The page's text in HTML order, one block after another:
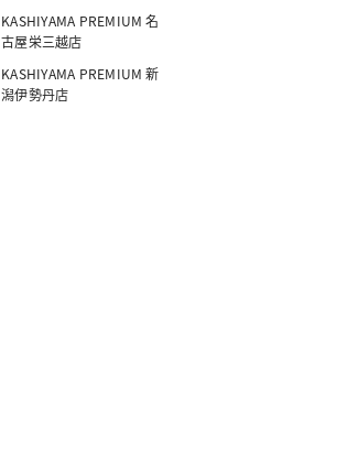
KASHIYAMA PREMIUM 名
古屋栄三越店
KASHIYAMA PREMIUM 新
潟伊勢丹店